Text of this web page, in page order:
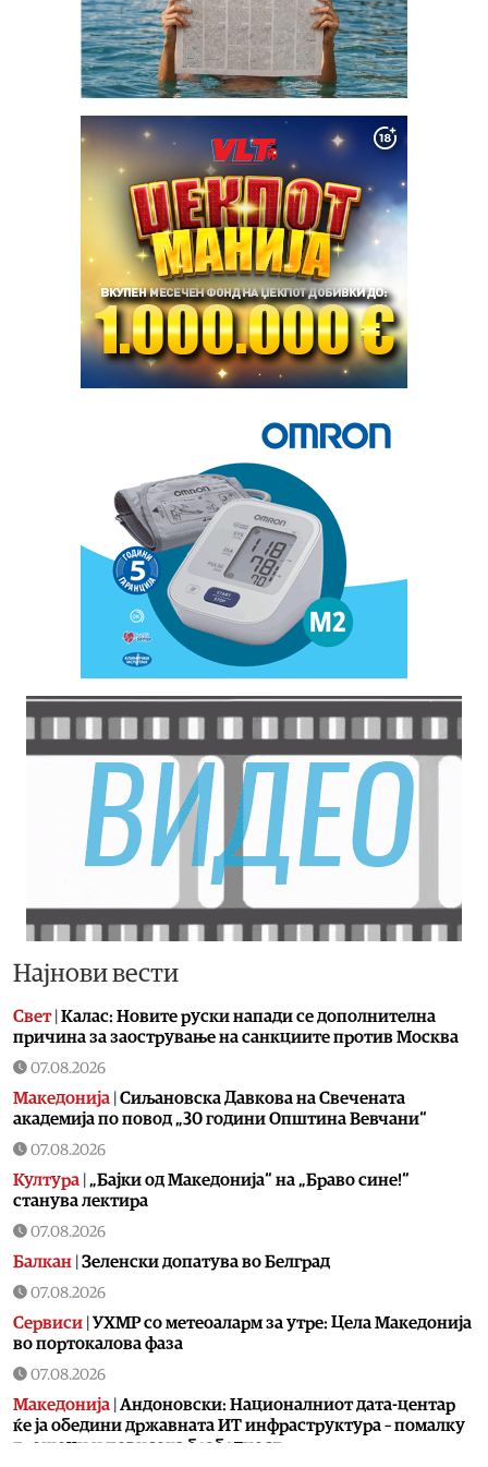
Најнови вести
Свет| Калас: Новите руски напади се дополнителна
причина за заострување на санкциите против Москва
07.08.2026
Македонија Сиљановска Давкова на Свечената
академија по повод „30 години Општина Вевчани“
07.08.2026
Култура „Бајки од Македонија“ на „Браво сине!“
станува лектира
07.08.2026
Балкан Зеленски допатува во Белград
07.08.2026
Сервиси УХМР со метеоаларм за утре: Цела Македонија
во портокалова фаза
07.08.2026
Македонија Андоновски: Националниот дата-центар
ќе ја обедини државната ИТ инфраструктура – помалку
трошоци и повисока безбедност